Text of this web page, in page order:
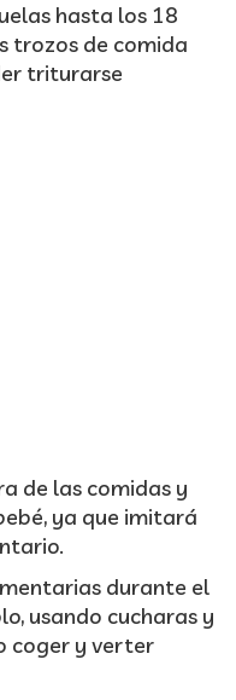
hasta los 18
trozos de comida
triturarse
de las comidas y
ya que imitará
durante el
usando cucharas y
coger y verter